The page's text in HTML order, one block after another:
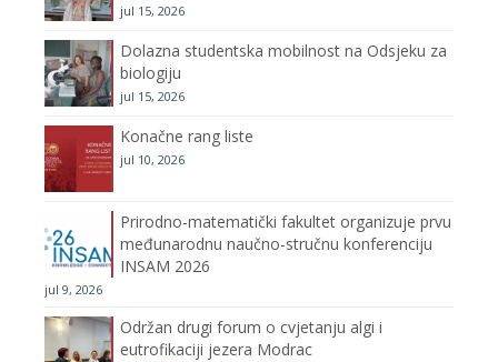
k
e
jul 15, 2026
Dolazna studentska mobilnost na Odsjeku za
biologiju
jul 15, 2026
Konačne rang liste
jul 10, 2026
Prirodno-matematički fakultet organizuje prvu
međunarodnu naučno-stručnu konferenciju
INSAM 2026
jul 9, 2026
Održan drugi forum o cvjetanju algi i
eutrofikaciji jezera Modrac